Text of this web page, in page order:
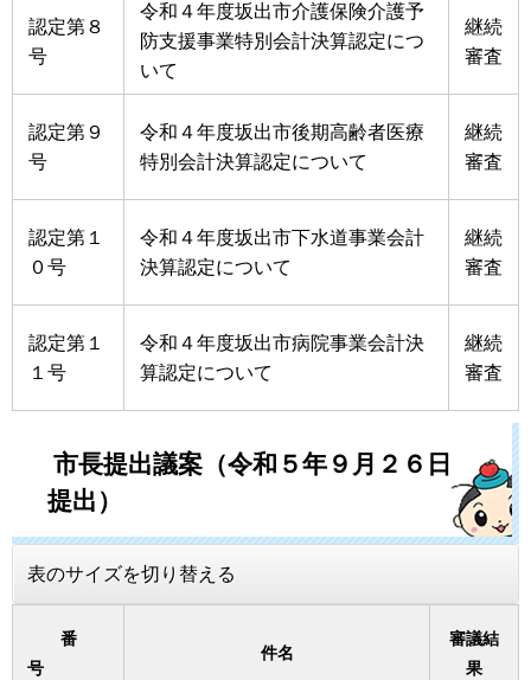
認定第８
号
令和４年度坂出市介護保険介護予
防支援事業特別会計決算認定につ
いて
継続
審査
認定第９
号
令和４年度坂出市後期高齢者医療
特別会計決算認定について
継続
審査
認定第１
０号
令和４年度坂出市下水道事業会計
決算認定について
継続
審査
認定第１
１号
令和４年度坂出市病院事業会計決
算認定について
継続
審査
市長提出議案（令和５年９月２６日
提出）
表のサイズを切り替える
番
号
件名
審議結
果